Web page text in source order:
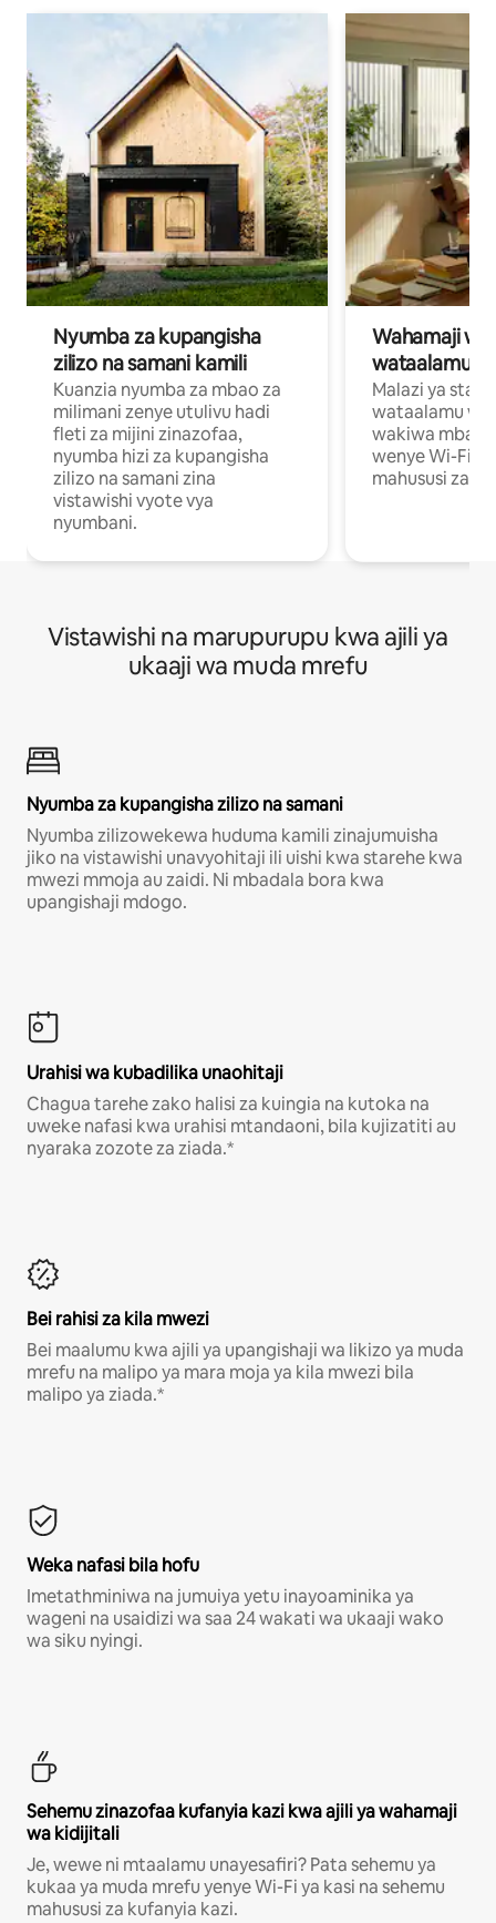
Nyumba za kupangisha
zilizo na samani kamili
Kuanzia nyumba za mbao za
milimani zenye utulivu hadi
fleti za mijini zinazofaa,
nyumba hizi za kupangisha
zilizo na samani zina
vistawishi vyote vya
nyumbani.
Wahamaji
wataalamu
Malazi ya
wataalamu
wakiwa mbali
wenye Wi-Fi
mahususi za
Vistawishi na marupurupu kwa ajili ya
ukaaji wa muda mrefu
Nyumba za kupangisha zilizo na samani
Nyumba zilizowekewa huduma kamili zinajumuisha
jiko na vistawishi unavyohitaji ili uishi kwa starehe kwa
mwezi mmoja au zaidi. Ni mbadala bora kwa
upangishaji mdogo.
Urahisi wa kubadilika unaohitaji
Chagua tarehe zako halisi za kuingia na kutoka na
uweke nafasi kwa urahisi mtandaoni, bila kujizatiti au
nyaraka zozote za ziada.*
Bei rahisi za kila mwezi
Bei maalumu kwa ajili ya upangishaji wa likizo ya muda
mrefu na malipo ya mara moja ya kila mwezi bila
malipo ya ziada.*
Weka nafasi bila hofu
Imetathminiwa na jumuiya yetu inayoaminika ya
wageni na usaidizi wa saa 24 wakati wa ukaaji wako
wa siku nyingi.
Sehemu zinazofaa kufanyia kazi kwa ajili ya wahamaji
wa kidijitali
Je, wewe ni mtaalamu unayesafiri? Pata sehemu ya
kukaa ya muda mrefu yenye Wi-Fi ya kasi na sehemu
mahususi za kufanyia kazi.